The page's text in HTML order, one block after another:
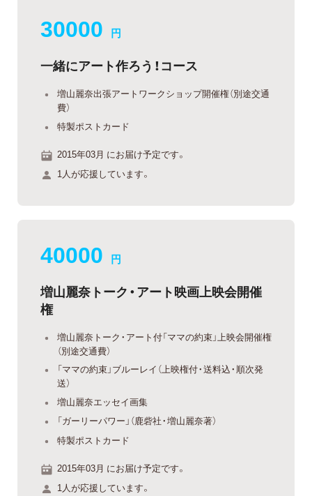
30000 円
一緒にアート作ろう！コース
増山麗奈出張アートワークショップ開催権（別途交通
費）
特製ポストカード
2015年03月 にお届け予定です。
1人が応援しています。
40000 円
増山麗奈トーク・アート映画上映会開催
権
増山麗奈トーク・アート付「ママの約束」上映会開催権
（別途交通費）
「ママの約束」ブルーレイ（上映権付・送料込・順次発
送）
増山麗奈エッセイ画集
「ガーリーパワー」（鹿砦社・増山麗奈著）
特製ポストカード
2015年03月 にお届け予定です。
1人が応援しています。